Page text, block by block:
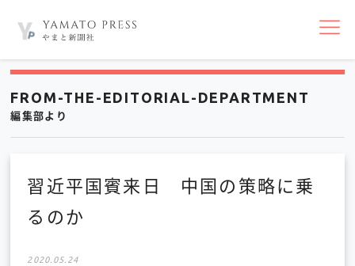
nav
FROM-THE-EDITORIAL-DEPARTMENT
編集部より
習近平国賓来日 中国の策略に乗
るのか
2020.05.24